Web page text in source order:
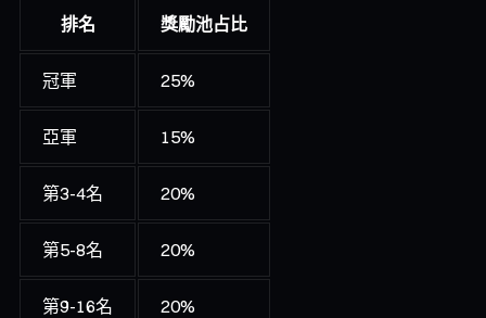
排名 獎勵池占比
冠軍 25%
亞軍 15%
第3-4名 20%
第5-8名 20%
第9-16名 20%